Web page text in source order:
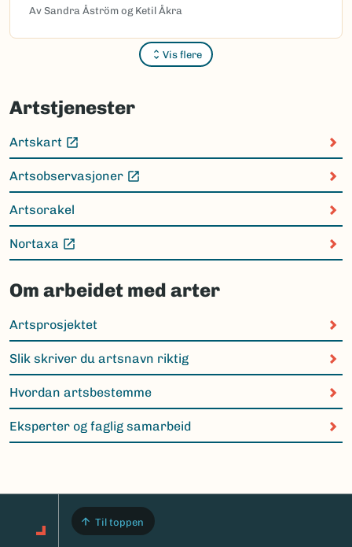
Av Sandra Åström og Ketil Åkra
Vis flere
Artstjenester
Artskart
(Ekstern lenke)
Artsobservasjoner
(Ekstern lenke)
Artsorakel
Nortaxa
(Ekstern lenke)
Om arbeidet med arter
Artsprosjektet
Slik skriver du artsnavn riktig
Hvordan artsbestemme
Eksperter og faglig samarbeid
Til toppen